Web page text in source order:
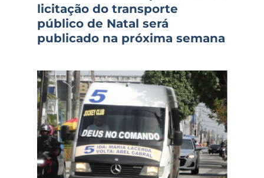
licitação do transporte
público de Natal será
publicado na próxima semana